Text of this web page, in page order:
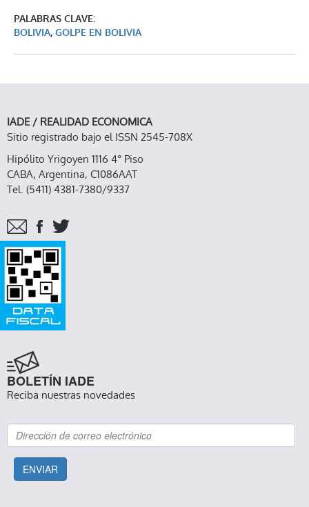
PALABRAS CLAVE:
BOLIVIA, GOLPE EN BOLIVIA
IADE / REALIDAD ECONOMICA
Sitio registrado bajo el ISSN 2545-708X
Hipólito Yrigoyen 1116 4° Piso
CABA, Argentina, C1086AAT
Tel. (5411) 4381-7380/9337
BOLETÍN IADE
Reciba nuestras novedades
ENVIAR